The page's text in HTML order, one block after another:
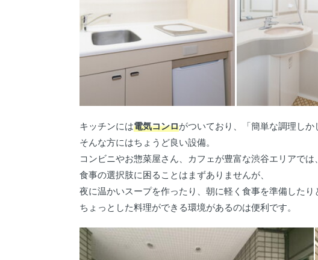
キッチンには電気コンロがついており、「簡単な調理しか
そんな方にはちょうど良い設備。
コンビニやお惣菜屋さん、カフェが豊富な渋谷エリアでは、
食事の選択肢に困ることはまずありませんが、
夜に温かいスープを作ったり、朝に軽く食事を準備したり
ちょっとした料理ができる環境があるのは便利です。